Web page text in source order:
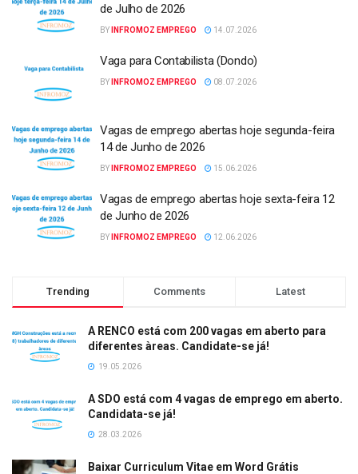
de Julho de 2026
BY INFROMOZ EMPREGO 14.07.2026
Vaga para Contabilista (Dondo)
BY INFROMOZ EMPREGO 08.07.2026
Vagas de emprego abertas hoje segunda-feira
14 de Junho de 2026
BY INFROMOZ EMPREGO 15.06.2026
Vagas de emprego abertas hoje sexta-feira 12
de Junho de 2026
BY INFROMOZ EMPREGO 12.06.2026
Trending Comments Latest
A RENCO está com 200 vagas em aberto para
diferentes àreas. Candidate-se já!
19.05.2026
A SDO está com 4 vagas de emprego em aberto.
Candidata-se já!
28.03.2026
Baixar Curriculum Vitae em Word Grátis